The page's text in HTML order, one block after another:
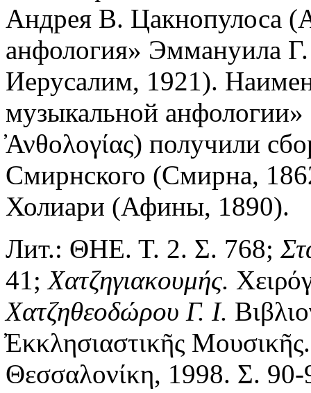
Андрея В. Цакнопулоса
анфология» Эммануила
Иерусалим, 1921).
музыкальной
̓Ανθολογίας) получили
Смирнского (Смирна,
Холиари (Афины, 1890).
Лит.: ΘΗΕ. Τ. 2. Σ. 768;
41;Χατζηγιακουμής.
Χατζηθεοδώρου Γ. Ι.
̓Εκκλησιαστικῆς
Θεσσαλονίκη, 1998. Σ. 90-